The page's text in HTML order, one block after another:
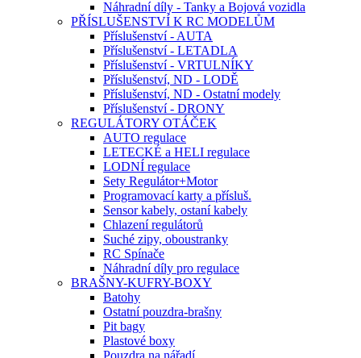
Náhradní díly - Tanky a Bojová vozidla
PŘÍSLUŠENSTVÍ K RC MODELŮM
Příslušenství - AUTA
Příslušenství - LETADLA
Příslušenství - VRTULNÍKY
Příslušenství, ND - LODĚ
Příslušenství, ND - Ostatní modely
Příslušenství - DRONY
REGULÁTORY OTÁČEK
AUTO regulace
LETECKÉ a HELI regulace
LODNÍ regulace
Sety Regulátor+Motor
Programovací karty a přísluš.
Sensor kabely, ostaní kabely
Chlazení regulátorů
Suché zipy, oboustranky
RC Spínače
Náhradní díly pro regulace
BRAŠNY-KUFRY-BOXY
Batohy
Ostatní pouzdra-brašny
Pit bagy
Plastové boxy
Pouzdra na nářadí